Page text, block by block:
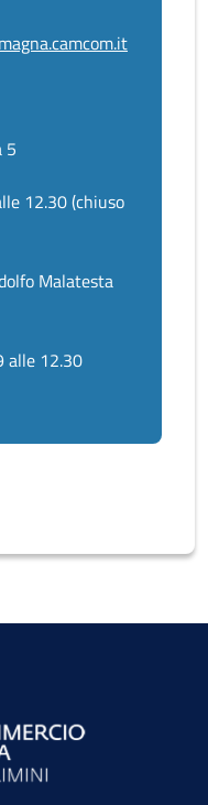
5
12.30 (chiuso
Malatesta
alle 12.30